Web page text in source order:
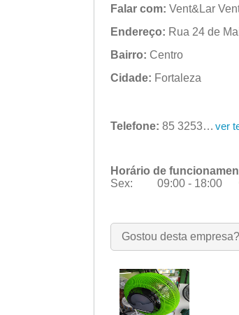
Falar com: Vent&Lar
Endereço: Rua 24 de
Bairro: Centro
Cidade: Fortaleza
Telefone: 85 3253-4047 ver
Horário de
Sex:
09:00 - 18:00
Qua:
09:00 - 18:00
Qui:
09:00 - 18:00
Sáb:
Fechado
Dom:
Fechado
Gostou desta empresa?